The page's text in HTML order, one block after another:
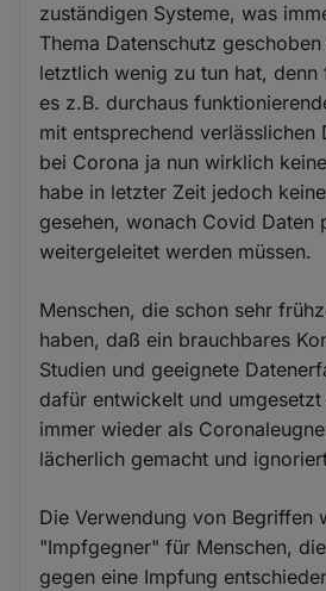
zuständigen Systeme, was
Thema Datenschutz
letztlich wenig zu tun hat,
es z.B. durchaus
mit entsprechend verlässlichen
bei Corona ja nun wirklich
habe in letzter Zeit jedoch
gesehen, wonach Covid Daten
weitergeleitet werden müssen.
Menschen, die schon sehr
haben, daß ein brauchbares
Studien und geeignete
dafür entwickelt und
immer wieder als
lächerlich gemacht und
Die Verwendung von Begriffen
"Impfgegner" für Menschen,
gegen eine Impfung